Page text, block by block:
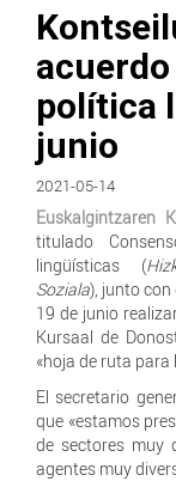
política
junio
2021-05-14
Euskalgintzaren
titulado
lingüísticas (
Soziala), junto con
19 de junio
Kursaal de
«hoja de ruta
El secretario
que «estamos
de sectores muy
agentes muy